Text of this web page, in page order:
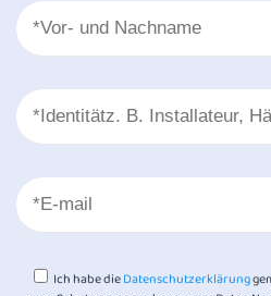
Ich habe dieDatenschutzerklärung